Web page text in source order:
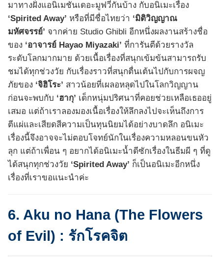
มาทางฝั่งแอนิเมชันเดอะมูฟวี่กันบ้าง กับอนิเมะเรื่อง
‘Spirited Away’ หรือที่มีชื่อไทยว่า ‘มิติวิญญาณ
มหัศจรรย์’ จากค่าย Studio Ghibli อีกหนึ่งผลงานสร้างชื่อ
ของ ‘อาจารย์ Hayao Miyazaki’ ที่การันตีด้วยรางวัล
ระดับโลกมากมาย ด้วยเนื้อเรื่องที่สนุกเข้มข้นสามารถรับ
ชมได้ทุกช่วงวัย กับเรื่องราวที่สนุกตื่นเต้นไปกับการผจญ
ภัยของ ‘จิฮิโระ’ สาวน้อยที่เผลอหลุดไปในโลกวิญญาน
ก่อนจะพบกับ ‘ฮากุ’ เด็กหนุ่มปริศนาที่คอยช่วยเหลือเธออยู่
เสมอ แต่ถ้าเราลองมองเนื้อเรื่องให้ลึกลงไปจะเห็นถึงการ
ตีแผ่และเสียดสีความเป็นทุนนิยมได้อย่างบาดลึก อนิเมะ
เรื่องนี้จึงอาจจะไม่ตอบโจทย์นักในเรื่องความหลอนขนหัว
ลุก แต่ถ้าเพื่อน ๆ อยากได้อนิเมะน้ำดีซักเรื่องในธีมผี ๆ ที่ดู
ได้สนุกทุกช่วงวัย ‘Spirited Away’ ก็เป็นอนิเมะอีกหนึ่ง
เรื่องที่เราขอแนะนำค่ะ
6. Aku no Hana (The Flowers
of Evil) : รักโรคจิต